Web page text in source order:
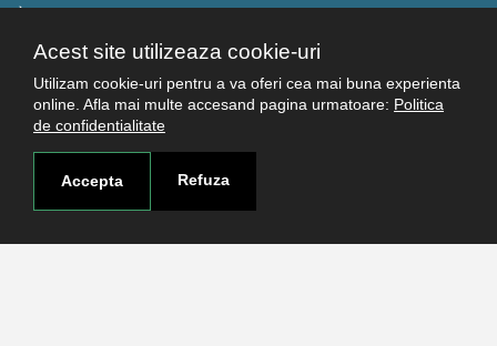
Acest site utilizeaza cookie-uri
Utilizam cookie-uri pentru a va oferi cea mai buna experienta
online. Afla mai multe accesand pagina urmatoare: Politica
de confidentialitate
Accepta Refuza
Cercetare
Termeni şi condiţii
Politica de confidenţialitate
Autentificare
Contact
Pagina de contact
Cum ajungi aici